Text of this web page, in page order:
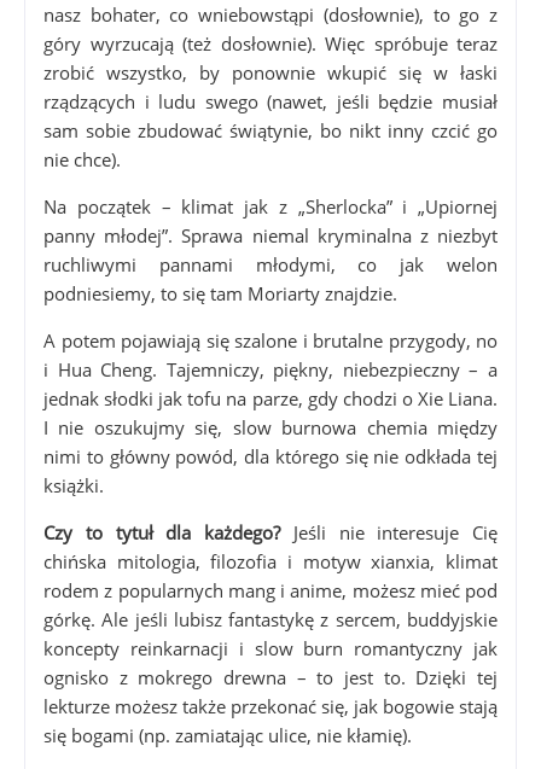
nasz bohater, co wniebowstąpi (dosłownie), to go z
góry wyrzucają (też dosłownie). Więc spróbuje teraz
zrobić wszystko, by ponownie wkupić się w łaski
rządzących i ludu swego (nawet, jeśli będzie musiał
sam sobie zbudować świątynie, bo nikt inny czcić go
nie chce).
Na początek – klimat jak z „Sherlocka” i „Upiornej
panny młodej”. Sprawa niemal kryminalna z niezbyt
ruchliwymi pannami młodymi, co jak welon
podniesiemy, to się tam Moriarty znajdzie.
A potem pojawiają się szalone i brutalne przygody, no
i Hua Cheng. Tajemniczy, piękny, niebezpieczny – a
jednak słodki jak tofu na parze, gdy chodzi o Xie Liana.
I nie oszukujmy się, slow burnowa chemia między
nimi to główny powód, dla którego się nie odkłada tej
książki.
Czy to tytuł dla każdego?Jeśli nie interesuje Cię
chińska mitologia, filozofia i motyw xianxia, klimat
rodem z popularnych mang i anime, możesz mieć pod
górkę. Ale jeśli lubisz fantastykę z sercem, buddyjskie
koncepty reinkarnacji i slow burn romantyczny jak
ognisko z mokrego drewna – to jest to. Dzięki tej
lekturze możesz także przekonać się, jak bogowie stają
się bogami (np. zamiatając ulice, nie kłamię).